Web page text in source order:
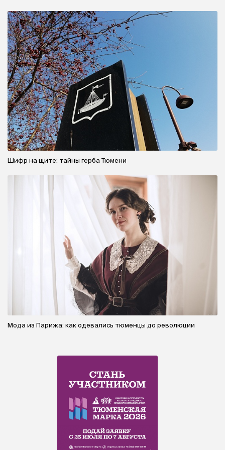
Шифр на щите: тайны герба Тюмени
Мода из Парижа: как одевались тюменцы до революции